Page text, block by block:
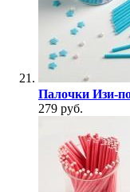
Палочки Изи-
279 руб.